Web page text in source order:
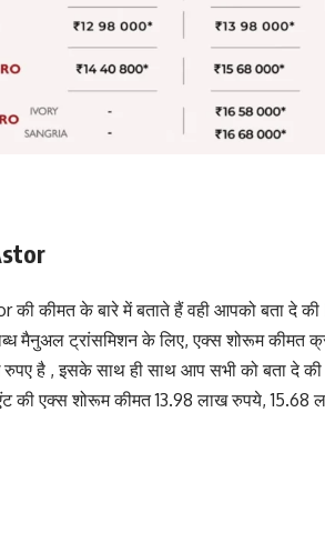
कीमत के बारे में बताते हैं वही आपको बता दे
मैनुअल ट्रांसमिशन के लिए, एक्स शोरूम कीमत
है , इसके साथ ही साथ आप सभी को बता दे
की एक्स शोरूम कीमत 13.98 लाख रुपये,